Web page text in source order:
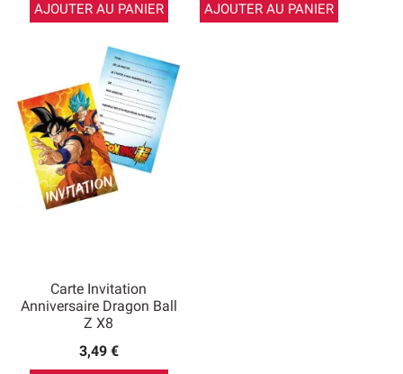
AJOUTER AU PANIER AJOUTER AU PANIER
Carte Invitation
Anniversaire Dragon Ball
Z X8
3,49 €